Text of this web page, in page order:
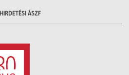
HIRDETÉSI ÁSZF